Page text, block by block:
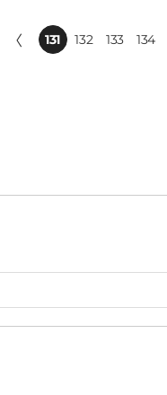
〈 131 132 133 134